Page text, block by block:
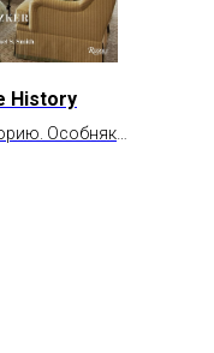
History
Особняк